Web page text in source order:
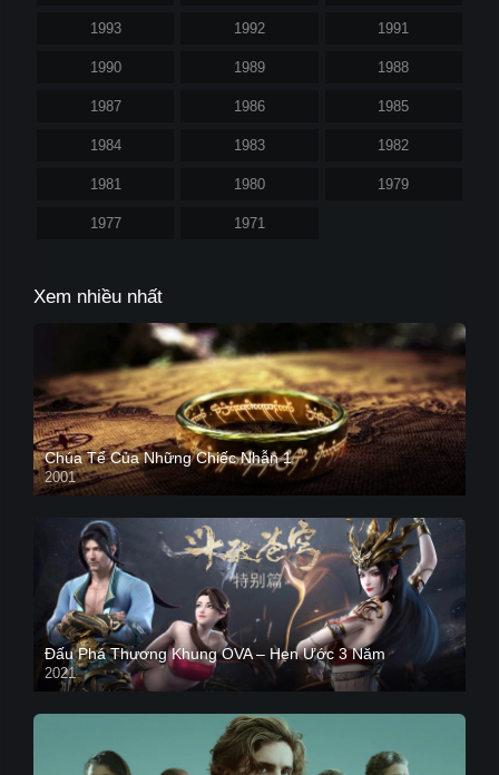
1993 1992 1991
1990 1989 1988
1987 1986 1985
1984 1983 1982
1981 1980 1979
1977 1971
Xem nhiều nhất
Chúa Tể Của Những Chiếc Nhẫn 1
2001
Đấu Phá Thương Khung OVA – Hẹn Ước 3 Năm
2021